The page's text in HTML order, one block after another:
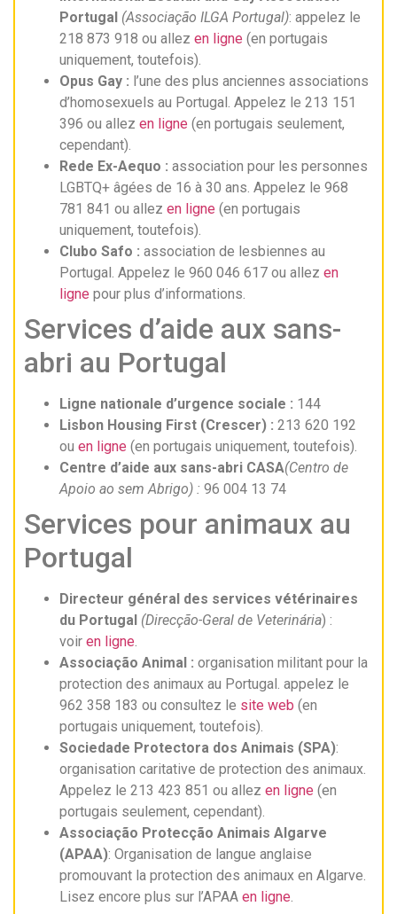
Portugal (Associação ILGA Portugal): appelez le
218 873 918 ou allez en ligne (en portugais
uniquement, toutefois).
Opus Gay : l’une des plus anciennes associations
d’homosexuels au Portugal. Appelez le 213 151
396 ou allez en ligne (en portugais seulement,
cependant).
Rede Ex-Aequo : association pour les personnes
LGBTQ+ âgées de 16 à 30 ans. Appelez le 968
781 841 ou allez en ligne (en portugais
uniquement, toutefois).
Clubo Safo : association de lesbiennes au
Portugal. Appelez le 960 046 617 ou allez en
ligne pour plus d’informations.
Services d’aide aux sans-
abri au Portugal
Ligne nationale d’urgence sociale : 144
Lisbon Housing First (Crescer) : 213 620 192
ou en ligne (en portugais uniquement, toutefois).
Centre d’aide aux sans-abri CASA(Centro de
Apoio ao sem Abrigo) : 96 004 13 74
Services pour animaux au
Portugal
Directeur général des services vétérinaires
du Portugal (Direcção-Geral de Veterinária) :
voir en ligne.
Associação Animal : organisation militant pour la
protection des animaux au Portugal. appelez le
962 358 183 ou consultez le site web (en
portugais uniquement, toutefois).
Sociedade Protectora dos Animais (SPA):
organisation caritative de protection des animaux.
Appelez le 213 423 851 ou allez en ligne (en
portugais seulement, cependant).
Associação Protecção Animais Algarve
(APAA): Organisation de langue anglaise
promouvant la protection des animaux en Algarve.
Lisez encore plus sur l’APAA en ligne.